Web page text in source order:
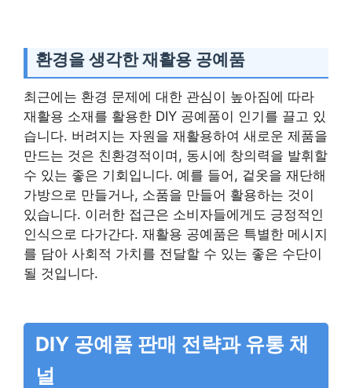
환경을 생각한 재활용 공예품
최근에는 환경 문제에 대한 관심이 높아짐에 따라
재활용 소재를 활용한 DIY 공예품이 인기를 끌고 있
습니다. 버려지는 자원을 재활용하여 새로운 제품을
만드는 것은 친환경적이며, 동시에 창의력을 발휘할
수 있는 좋은 기회입니다. 예를 들어, 겉옷을 재단해
가방으로 만들거나, 소품을 만들어 활용하는 것이
있습니다. 이러한 접근은 소비자들에게도 긍정적인
인식으로 다가간다. 재활용 공예품은 특별한 메시지
를 담아 사회적 가치를 전달할 수 있는 좋은 수단이
될 것입니다.
DIY 공예품 판매 전략과 유통 채
널